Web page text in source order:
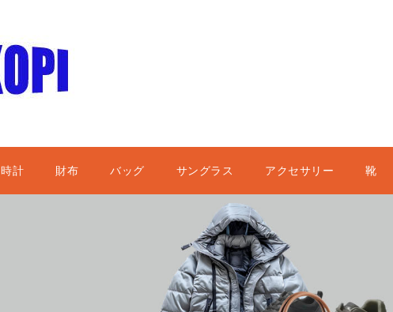
時計 財布 バッグ サングラス アクセサリー 靴